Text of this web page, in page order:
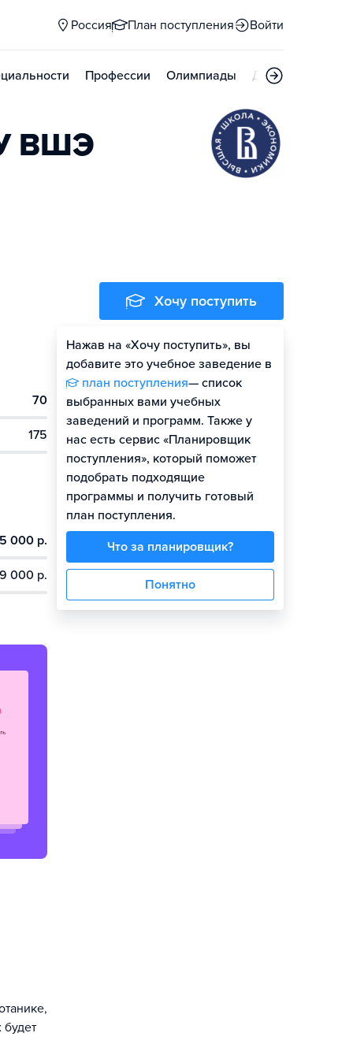
Россия План поступления Войти
Профессии Олимпиады Дни открытых
ВШЭ
70
175
000 р.
000 р.
Хочу поступить
Нажав на «Хочу поступить», вы
добавите это учебное заведение в
план поступления— список
выбранных вами учебных
заведений и программ. Также у
нас есть сервис «Планировщик
поступления», который поможет
подобрать подходящие
программы и получить готовый
план поступления.
Что за планировщик?
Понятно
Оценить шансы
Гайд по поступлению